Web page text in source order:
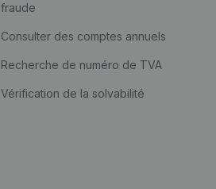
fraude
Consulter des comptes annuels
Recherche de numéro de TVA
Vérification de la solvabilité